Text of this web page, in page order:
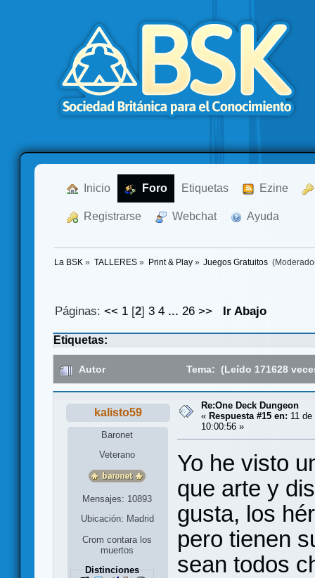
Inicio Foro Etiquetas Ezine
Registrarse Webchat Ayuda
La BSK » TALLERES» Print & Play» Juegos Gratuitos
Páginas:<< 1 [2]3 4 ...26 >> Ir Abajo
Etiquetas:
Autor Tema: (Leído 171628
kalisto59
Baronet
Veterano
Mensajes: 10893
Ubicación: Madrid
Crom contara los
muertos
Distinciones
Re:One Deck Dungeon
« Respuesta #15 en: 11
10:00:56 »
Yo he visto
que arte y
gusta, los
pero tienen
sean todos